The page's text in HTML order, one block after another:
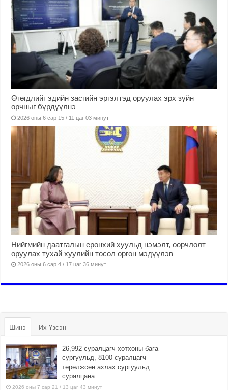
Өгөгдлийг эдийн засгийн эргэлтэд оруулах эрх зүйн
орчныг бүрдүүлнэ
2026 оны 6 сар 15 / 11 цаг 03 минут
Нийгмийн даатгалын ерөнхий хуульд нэмэлт, өөрчлөлт
оруулах тухай хуулийн төсөл өргөн мэдүүлэв
2026 оны 6 сар 4 / 17 цаг 36 минут
Шинэ Их Үзсэн
26,992 суралцагч хотхоны бага
сургуульд, 8100 суралцагч
төрөлжсөн ахлах сургуульд
суралцана
2026 оны 7 сар 21 / 13 цаг 43 минут